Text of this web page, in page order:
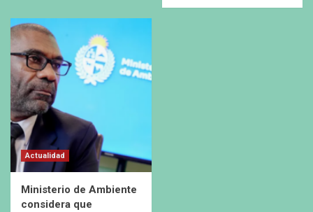
Actualidad
Ministerio de Ambiente
considera que